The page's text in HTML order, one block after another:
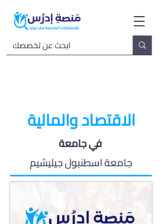
الاقتصاد والمالية
في جامعة
جامعة اسطنبول جيليشيم